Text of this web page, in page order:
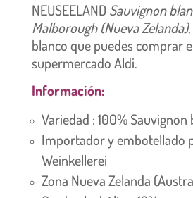
NEUSEELAND Sauvignon
Malborough (Nueva Zelanda)
blanco que puedes comprar
supermercado Aldi.
Información:
Variedad : 100% Sauvignon
Importador y embotellado
Weinkellerei
Zona Nueva Zelanda